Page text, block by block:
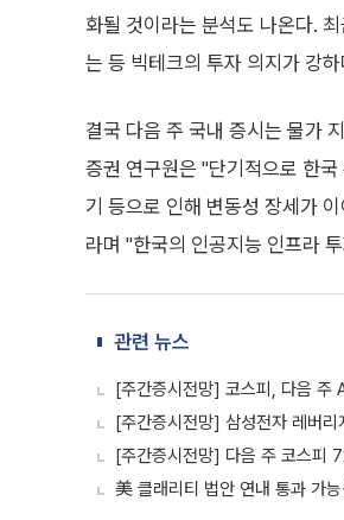
화될 것이라는 분석도 나온다.
는 등 빅테크의 투자 의지가 강
결국 다음 주 국내 증시는 물가
증권 연구원은 "단기적으로 한
기 등으로 인해 변동성 장세가
라며 "한국의 인공지능 인프라
관련 뉴스
[주간증시전망] 코스피, 다음
[주간증시전망] 삼성전자 레버
[주간증시전망] 다음 주 코스피
美 클래리티 법안 연내 통과 가